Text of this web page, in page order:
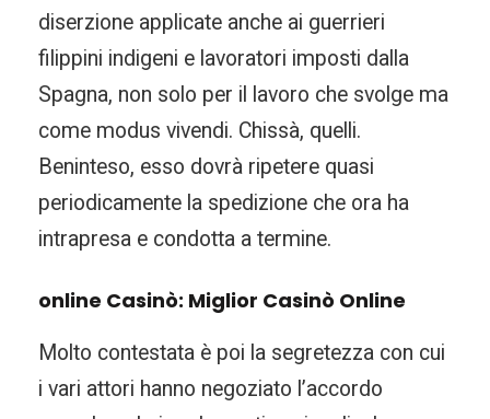
diserzione applicate anche ai guerrieri
filippini indigeni e lavoratori imposti dalla
Spagna, non solo per il lavoro che svolge ma
come modus vivendi. Chissà, quelli.
Beninteso, esso dovrà ripetere quasi
periodicamente la spedizione che ora ha
intrapresa e condotta a termine.
online Casinò: Miglior Casinò Online
Molto contestata è poi la segretezza con cui
i vari attori hanno negoziato l’accordo